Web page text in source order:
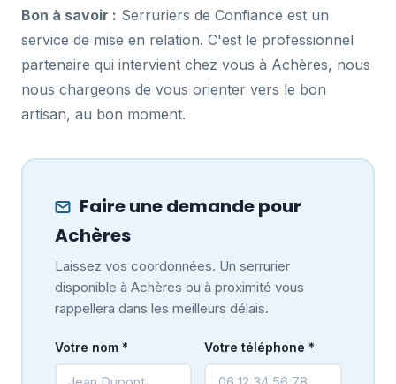
Bon à savoir : Serruriers de Confiance est un
service de mise en relation. C'est le professionnel
partenaire qui intervient chez vous à Achères, nous
nous chargeons de vous orienter vers le bon
artisan, au bon moment.
Faire une demande pour
Achères
Laissez vos coordonnées. Un serrurier
disponible à Achères ou à proximité vous
rappellera dans les meilleurs délais.
Votre nom * Votre téléphone *